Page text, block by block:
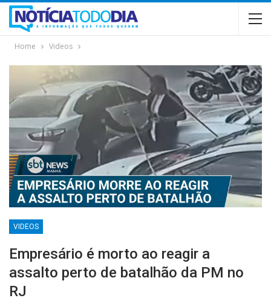
Home Videos
VIDEOS
Empresário é morto ao reagir a
assalto perto de batalhão da PM no
RJ